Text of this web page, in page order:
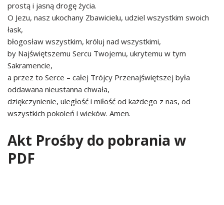
prostą i jasną drogę życia.
O Jezu, nasz ukochany Zbawicielu, udziel wszystkim swoich
łask,
błogosław wszystkim, króluj nad wszystkimi,
by Najświętszemu Sercu Twojemu, ukrytemu w tym
Sakramencie,
a przez to Serce – całej Trójcy Przenajświętszej była
oddawana nieustanna chwała,
dziękczynienie, uległość i miłość od każdego z nas, od
wszystkich pokoleń i wieków. Amen.
Akt Prośby do pobrania w
PDF